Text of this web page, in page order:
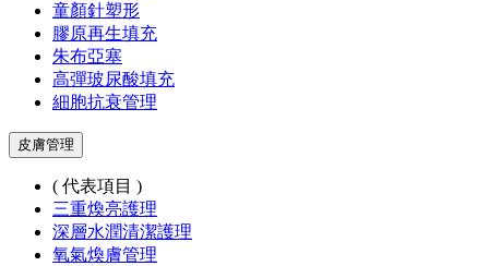
童顏針塑形
膠原再生填充
朱布亞塞
高彈玻尿酸填充
細胞抗衰管理
皮膚管理
( 代表項目 )
三重煥亮護理
深層水潤清潔護理
氧氣煥膚管理